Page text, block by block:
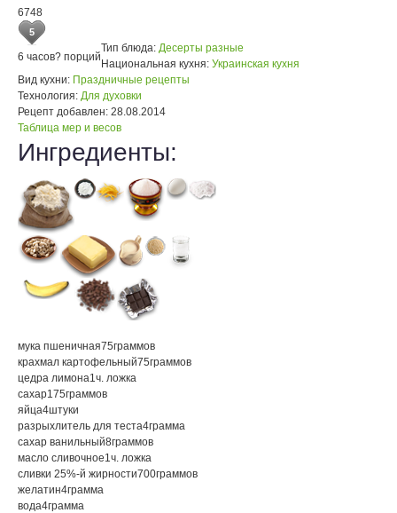
6748
5
6 часов? порций
Тип блюда: Десерты разные
Национальная кухня: Украинская кухня
Вид кухни: Праздничные рецепты
Технология: Для духовки
Рецепт добавлен: 28.08.2014
Таблица мер и весов
Ингредиенты:
мука пшеничная75граммов
крахмал картофельный75граммов
цедра лимона1ч. ложка
сахар175граммов
яйца4штуки
разрыхлитель для теста4грамма
сахар ванильный8граммов
масло сливочное1ч. ложка
сливки 25%-й жирности700граммов
желатин4грамма
вода4грамма